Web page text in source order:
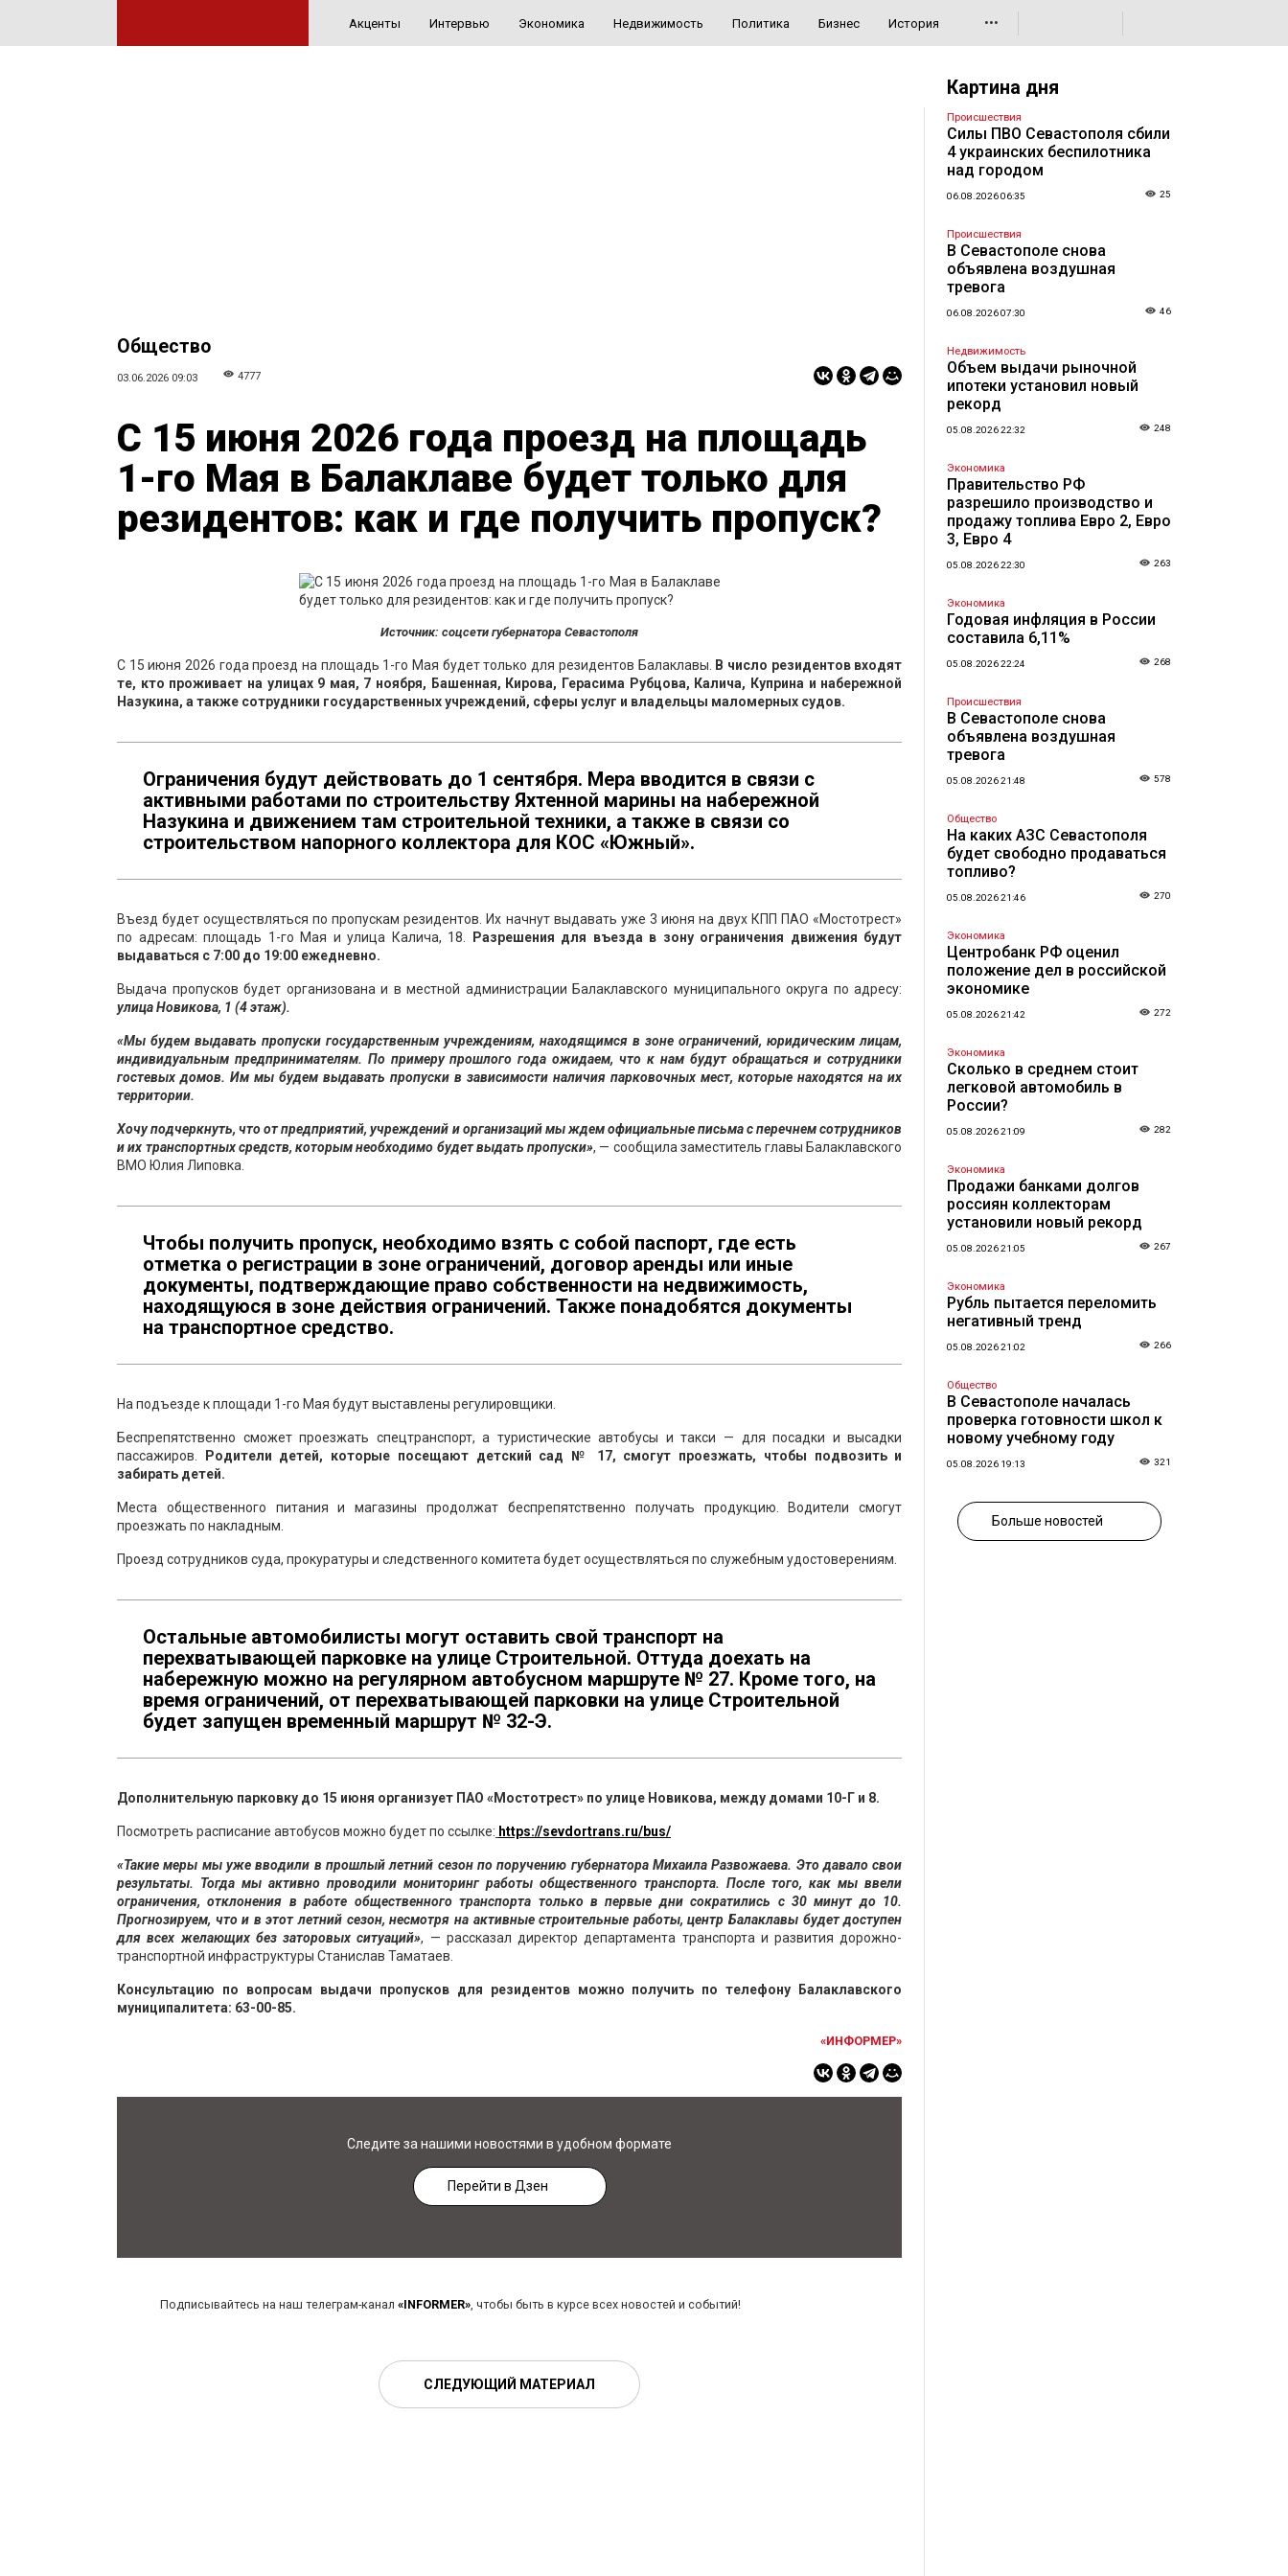
Акценты Интервью Экономика Недвижимость Политика Бизнес История •••
Общество
03.06.2026 09:03 4777
С 15 июня 2026 года проезд на площадь
1-го Мая в Балаклаве будет только для
резидентов: как и где получить пропуск?
Источник: соцсети губернатора Севастополя
С 15 июня 2026 года проезд на площадь 1-го Мая будет только для резидентов Балаклавы.
В число резидентов входят
те, кто проживает на улицах 9 мая, 7 ноября, Башенная, Кирова, Герасима Рубцова, Калича, Куприна и набережной
Назукина, а также сотрудники государственных учреждений, сферы услуг и владельцы маломерных судов.
Ограничения будут действовать до 1 сентября. Мера вводится в связи с
активными работами по строительству Яхтенной марины на набережной
Назукина и движением там строительной техники, а также в связи со
строительством напорного коллектора для КОС «Южный».
Въезд будет осуществляться по пропускам резидентов. Их начнут выдавать уже 3 июня на двух КПП ПАО «Мостотрест»
по адресам: площадь 1-го Мая и улица Калича, 18.
Разрешения для въезда в зону ограничения движения будут
выдаваться с 7:00 до 19:00 ежедневно.
Выдача пропусков будет организована и в местной администрации Балаклавского муниципального округа по адресу:
улица Новикова, 1 (4 этаж).
«Мы будем выдавать пропуски государственным учреждениям, находящимся в зоне ограничений, юридическим лицам,
индивидуальным предпринимателям. По примеру прошлого года ожидаем, что к нам будут обращаться и сотрудники
гостевых домов. Им мы будем выдавать пропуски в зависимости наличия парковочных мест, которые находятся на их
территории.
Хочу подчеркнуть, что от предприятий, учреждений и организаций мы ждем официальные письма с перечнем сотрудников
и их транспортных средств, которым необходимо будет выдать пропуски», — сообщила заместитель главы Балаклавского
ВМО Юлия Липовка.
Чтобы получить пропуск, необходимо взять с собой паспорт, где есть
отметка о регистрации в зоне ограничений, договор аренды или иные
документы, подтверждающие право собственности на недвижимость,
находящуюся в зоне действия ограничений. Также понадобятся документы
на транспортное средство.
На подъезде к площади 1-го Мая будут выставлены регулировщики.
Беспрепятственно сможет проезжать спецтранспорт, а туристические автобусы и такси — для посадки и высадки
пассажиров.
Родители детей, которые посещают детский сад № 17, смогут проезжать, чтобы подвозить и
забирать детей.
Места общественного питания и магазины продолжат беспрепятственно получать продукцию. Водители смогут
проезжать по накладным.
Проезд сотрудников суда, прокуратуры и следственного комитета будет осуществляться по служебным удостоверениям.
Остальные автомобилисты могут оставить свой транспорт на
перехватывающей парковке на улице Строительной. Оттуда доехать на
набережную можно на регулярном автобусном маршруте № 27. Кроме того, на
время ограничений, от перехватывающей парковки на улице Строительной
будет запущен временный маршрут № 32-Э.
Дополнительную парковку до 15 июня организует ПАО «Мостотрест» по улице Новикова, между домами 10-Г и 8.
Посмотреть расписание автобусов можно будет по ссылке: https://sevdortrans.ru/bus/
«Такие меры мы уже вводили в прошлый летний сезон по поручению губернатора Михаила Развожаева. Это давало свои
результаты. Тогда мы активно проводили мониторинг работы общественного транспорта. После того, как мы ввели
ограничения, отклонения в работе общественного транспорта только в первые дни сократились с 30 минут до 10.
Прогнозируем, что и в этот летний сезон, несмотря на активные строительные работы, центр Балаклавы будет доступен
для всех желающих без заторовых ситуаций», — рассказал директор департамента транспорта и развития дорожно-
транспортной инфраструктуры Станислав Таматаев.
Консультацию по вопросам выдачи пропусков для резидентов можно получить по телефону Балаклавского
муниципалитета: 63-00-85.
«ИНФОРМЕР»
Следите за нашими новостями в удобном формате
Перейти в Дзен
Подписывайтесь на наш телеграм-канал «INFORMER», чтобы быть в курсе всех новостей и событий!
СЛЕДУЮЩИЙ МАТЕРИАЛ
Картина дня
Происшествия
Силы ПВО Севастополя сбили
4 украинских беспилотника
над городом
06.08.2026 06:35 25
Происшествия
В Севастополе снова
объявлена воздушная
тревога
06.08.2026 07:30 46
Недвижимость
Объем выдачи рыночной
ипотеки установил новый
рекорд
05.08.2026 22:32 248
Экономика
Правительство РФ
разрешило производство и
продажу топлива Евро 2, Евро
3, Евро 4
05.08.2026 22:30 263
Экономика
Годовая инфляция в России
составила 6,11%
05.08.2026 22:24 268
Происшествия
В Севастополе снова
объявлена воздушная
тревога
05.08.2026 21:48 578
Общество
На каких АЗС Севастополя
будет свободно продаваться
топливо?
05.08.2026 21:46 270
Экономика
Центробанк РФ оценил
положение дел в российской
экономике
05.08.2026 21:42 272
Экономика
Сколько в среднем стоит
легковой автомобиль в
России?
05.08.2026 21:09 282
Экономика
Продажи банками долгов
россиян коллекторам
установили новый рекорд
05.08.2026 21:05 267
Экономика
Рубль пытается переломить
негативный тренд
05.08.2026 21:02 266
Общество
В Севастополе началась
проверка готовности школ к
новому учебному году
05.08.2026 19:13 321
Больше новостей